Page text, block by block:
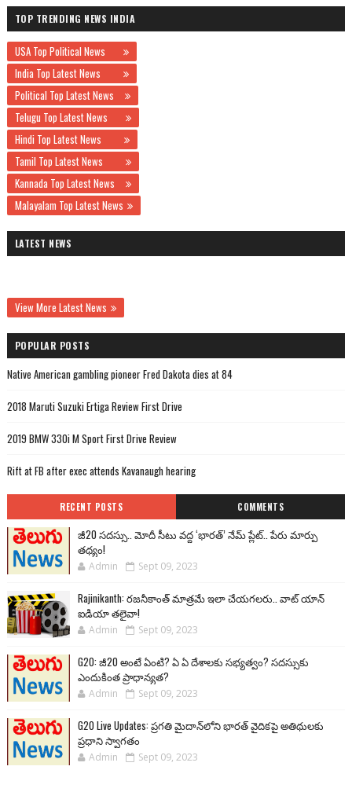
TOP TRENDING NEWS INDIA
USA Top Political News
India Top Latest News
Political Top Latest News
Telugu Top Latest News
Hindi Top Latest News
Tamil Top Latest News
Kannada Top Latest News
Malayalam Top Latest News
LATEST NEWS
View More Latest News
POPULAR POSTS
Native American gambling pioneer Fred Dakota dies at 84
2018 Maruti Suzuki Ertiga Review First Drive
2019 BMW 330i M Sport First Drive Review
Rift at FB after exec attends Kavanaugh hearing
RECENT POSTS COMMENTS
జీ20 సదస్సు.. మోదీ సీటు వద్ద ‘భారత్’ నేమ్ ప్లేట్‌.. పేరు మార్పు
తథ్యం!
Admin Sept 09, 2023
Rajinikanth: రజనీకాంత్ మాత్రమే ఇలా చేయగలరు.. వాట్ యాన్
ఐడియా తలైవా!
Admin Sept 09, 2023
G20: జీ20 అంటే ఏంటి? ఏ ఏ దేశాలకు సభ్యత్వం? సదస్సుకు
ఎందుకింత ప్రాధాన్యత?
Admin Sept 09, 2023
G20 Live Updates: ప్రగతి మైదాన్‌లోని భారత్ వైదికపై అతిథులకు
ప్రధాని స్వాగతం
Admin Sept 09, 2023